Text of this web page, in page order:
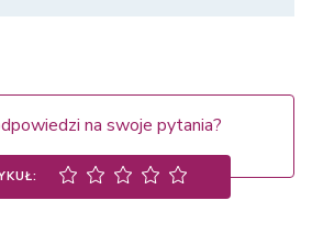
na swoje pytania?